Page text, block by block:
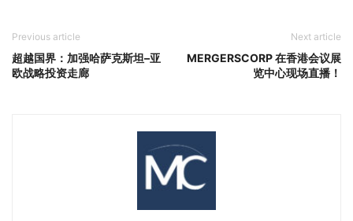
Previous article
超越国界：加强哈萨克斯坦–亚
欧战略投资走廊
Next article
MERGERSCORP 在香港会议展
览中心现场直播！